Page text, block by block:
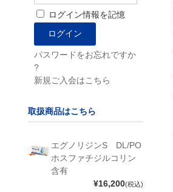
ログイン情報を記憶
パスワードをお忘れですか
?
新規ご入会はこちら
取扱商品はこちら
エグノリジンS DL/PO
ホスファチジルコリン
含有
¥16,200(税込)